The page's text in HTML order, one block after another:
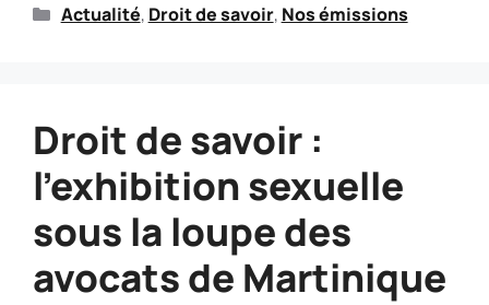
Actualité, Droit de savoir, Nos émissions
Droit de savoir :
l’exhibition sexuelle
sous la loupe des
avocats de Martinique